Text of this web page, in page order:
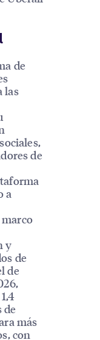
de
las
de
a
y
de
de
de
más
con